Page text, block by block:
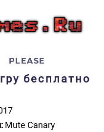
PLEASE
бесплатно
Mute Canary